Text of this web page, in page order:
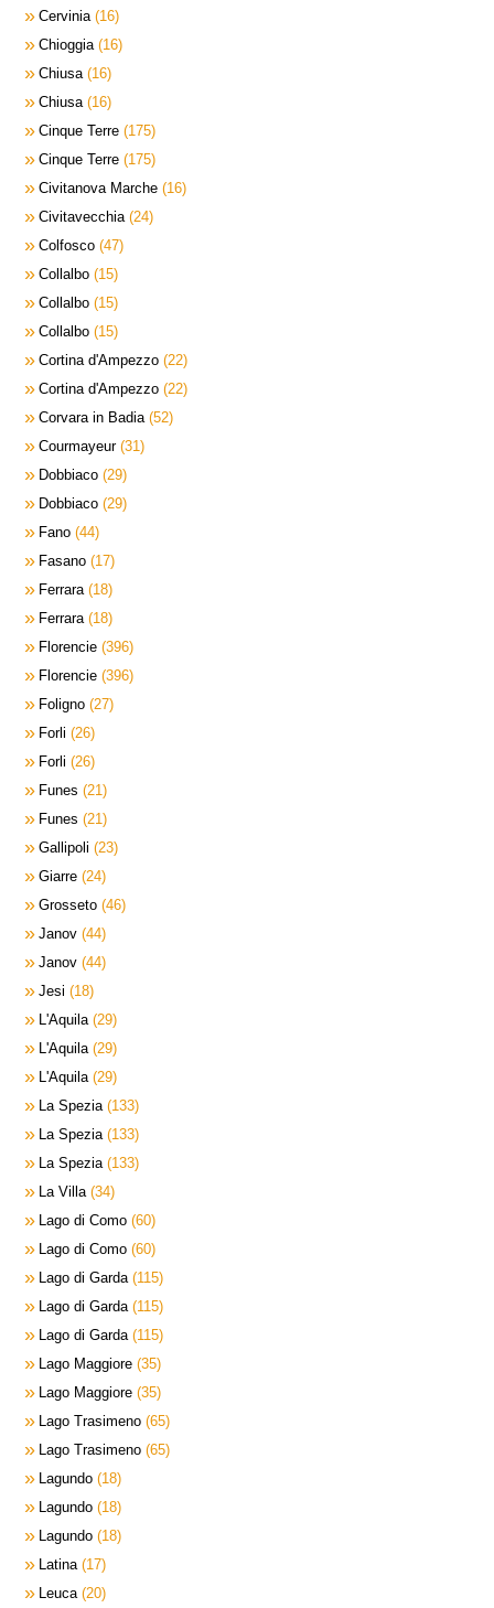
Cervinia 16
Chioggia 16
Chiusa 16
Chiusa 16
Cinque Terre 175
Cinque Terre 175
Civitanova Marche 16
Civitavecchia 24
Colfosco 47
Collalbo 15
Collalbo 15
Collalbo 15
Cortina d'Ampezzo 22
Cortina d'Ampezzo 22
Corvara in Badia 52
Courmayeur 31
Dobbiaco 29
Dobbiaco 29
Fano 44
Fasano 17
Ferrara 18
Ferrara 18
Florencie 396
Florencie 396
Foligno 27
Forli 26
Forli 26
Funes 21
Funes 21
Gallipoli 23
Giarre 24
Grosseto 46
Janov 44
Janov 44
Jesi
18
L'Aquila 29
L'Aquila 29
L'Aquila 29
La Spezia 133
La Spezia 133
La Spezia 133
La Villa 34
Lago di Como 60
Lago di Como 60
Lago di Garda 115
Lago di Garda 115
Lago di Garda 115
Lago Maggiore 35
Lago Maggiore 35
Lago Trasimeno 65
Lago Trasimeno 65
Lagundo 18
Lagundo 18
Lagundo 18
Latina 17
Leuca 20